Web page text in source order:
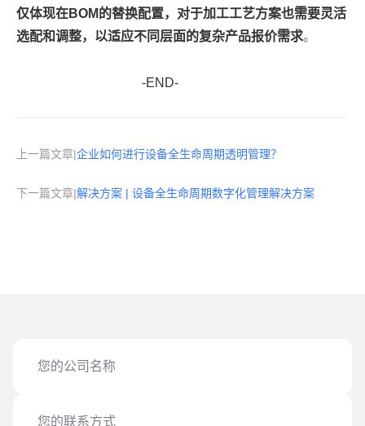
仅体现在BOM的替换配置，对于加工工艺方案也需要灵活
选配和调整，以适应不同层面的复杂产品报价需求。
-END-
上一篇文章|企业如何进行设备全生命周期透明管理？
下一篇文章|解决方案 | 设备全生命周期数字化管理解决方案